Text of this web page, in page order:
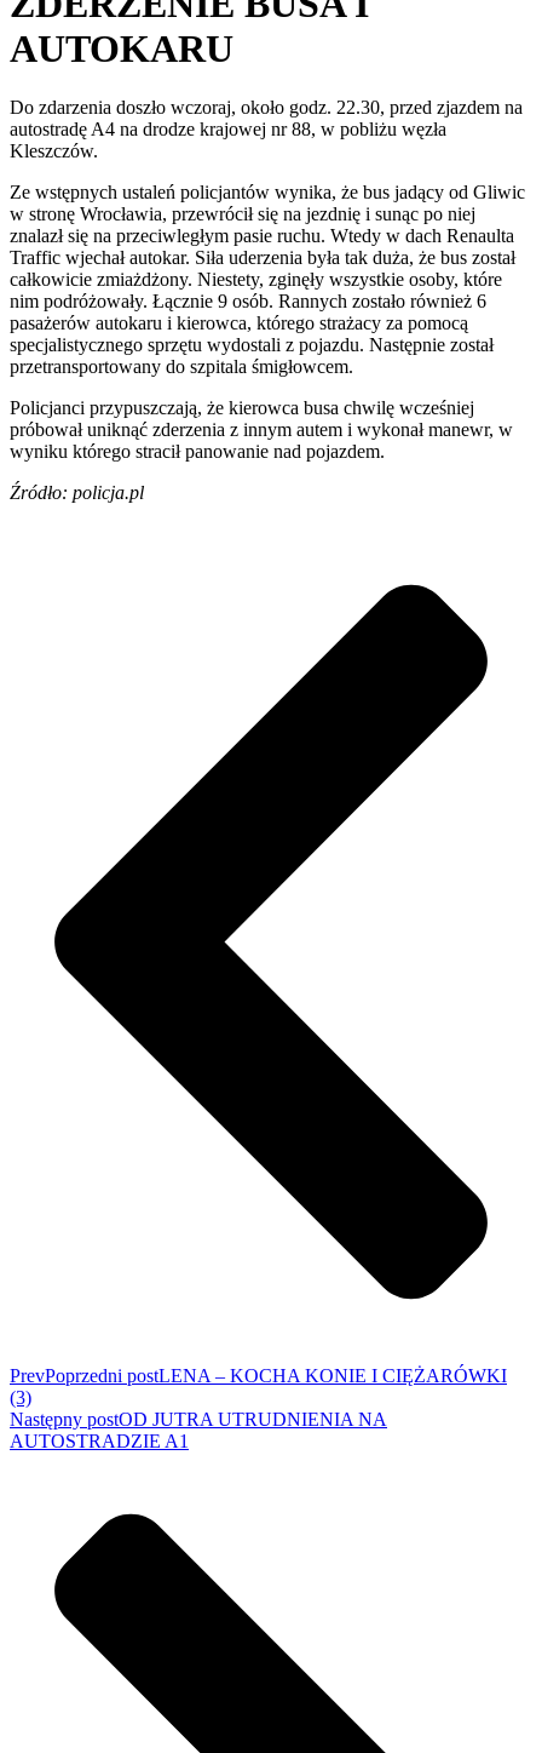
AUTOKARU
Do zdarzenia doszło wczoraj, około godz. 22.30, przed zjazdem na
autostradę A4 na drodze krajowej nr 88, w pobliżu węzła
Kleszczów.
Ze wstępnych ustaleń policjantów wynika, że bus jadący od Gliwic
w stronę Wrocławia, przewrócił się na jezdnię i sunąc po niej
znalazł się na przeciwległym pasie ruchu. Wtedy w dach Renaulta
Traffic wjechał autokar. Siła uderzenia była tak duża, że bus został
całkowicie zmiażdżony. Niestety, zginęły wszystkie osoby, które
nim podróżowały. Łącznie 9 osób. Rannych zostało również 6
pasażerów autokaru i kierowca, którego strażacy za pomocą
specjalistycznego sprzętu wydostali z pojazdu. Następnie został
przetransportowany do szpitala śmigłowcem.
Policjanci przypuszczają, że kierowca busa chwilę wcześniej
próbował uniknąć zderzenia z innym autem i wykonał manewr, w
wyniku którego stracił panowanie nad pojazdem.
Źródło: policja.pl
PrevPoprzedni postLENA – KOCHA KONIE I CIĘŻARÓWKI
(3)
Następny postOD JUTRA UTRUDNIENIA NA
AUTOSTRADZIE A1